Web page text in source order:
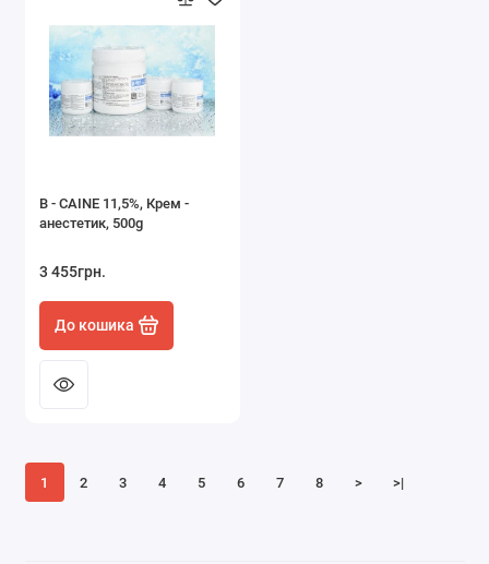
B - CAINE 11,5%, Крем -
анестетик, 500g
3 455грн.
До кошика
1 2 3 4 5 6 7 8 > >|